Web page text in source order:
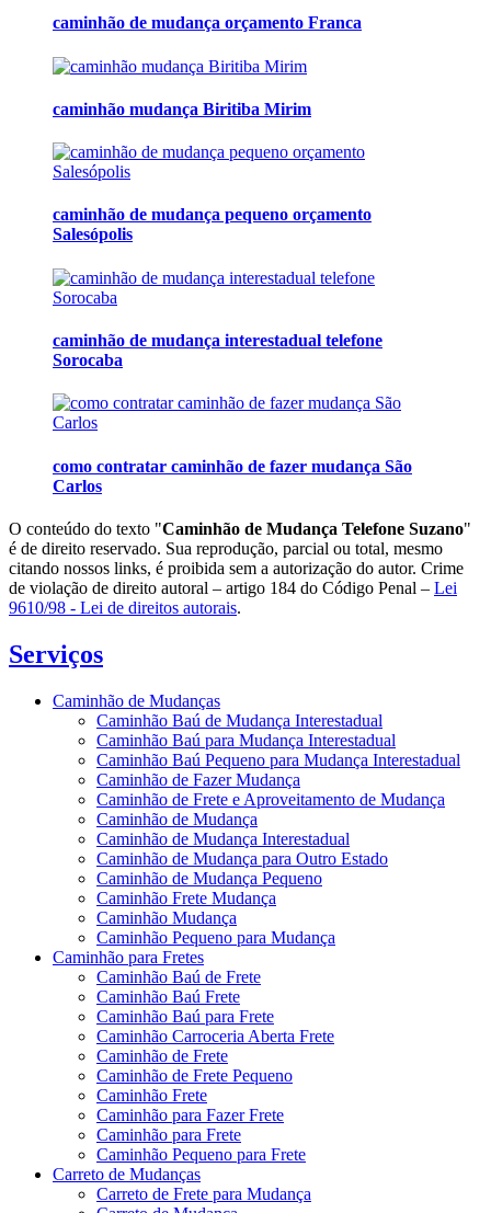
caminhão de mudança orçamento Franca
caminhão mudança Biritiba Mirim
caminhão de mudança pequeno orçamento
Salesópolis
caminhão de mudança interestadual telefone
Sorocaba
como contratar caminhão de fazer mudança São
Carlos
O conteúdo do texto "Caminhão de Mudança Telefone Suzano"
é de direito reservado. Sua reprodução, parcial ou total, mesmo
citando nossos links, é proibida sem a autorização do autor. Crime
de violação de direito autoral – artigo 184 do Código Penal – Lei
9610/98 - Lei de direitos autorais.
Serviços
Caminhão de Mudanças
Caminhão Baú de Mudança Interestadual
Caminhão Baú para Mudança Interestadual
Caminhão Baú Pequeno para Mudança Interestadual
Caminhão de Fazer Mudança
Caminhão de Frete e Aproveitamento de Mudança
Caminhão de Mudança
Caminhão de Mudança Interestadual
Caminhão de Mudança para Outro Estado
Caminhão de Mudança Pequeno
Caminhão Frete Mudança
Caminhão Mudança
Caminhão Pequeno para Mudança
Caminhão para Fretes
Caminhão Baú de Frete
Caminhão Baú Frete
Caminhão Baú para Frete
Caminhão Carroceria Aberta Frete
Caminhão de Frete
Caminhão de Frete Pequeno
Caminhão Frete
Caminhão para Fazer Frete
Caminhão para Frete
Caminhão Pequeno para Frete
Carreto de Mudanças
Carreto de Frete para Mudança